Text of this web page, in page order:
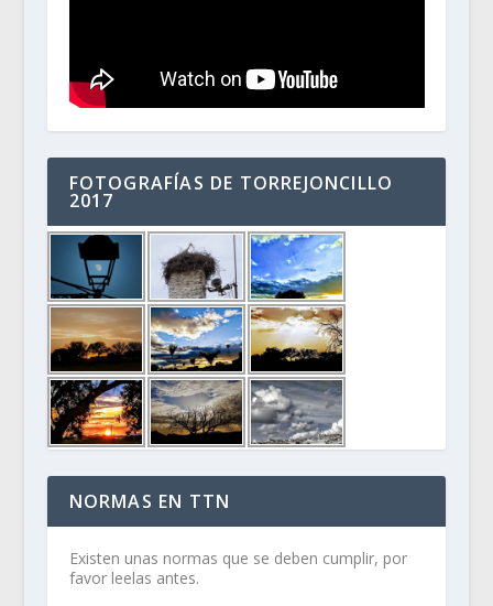
FOTOGRAFÍAS DE TORREJONCILLO
2017
NORMAS EN TTN
Existen unas normas que se deben cumplir, por
favor leelas antes.